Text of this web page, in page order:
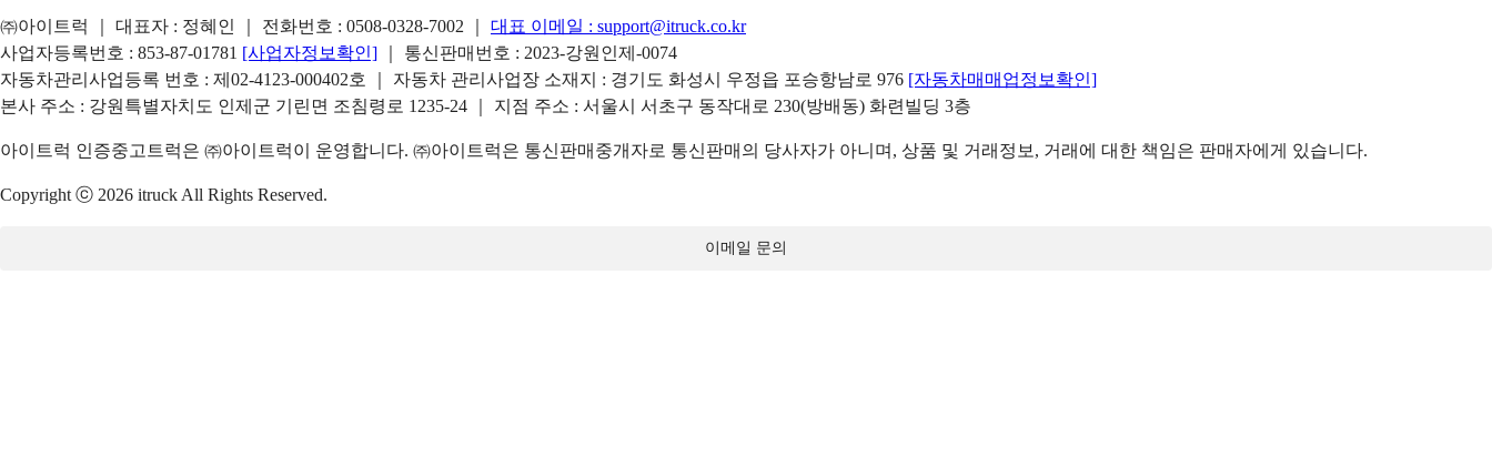
㈜아이트럭 ｜ 대표자 : 정혜인 ｜ 전화번호 : 0508-0328-7002 대표 이메일 : support@itruck.co.kr
사업자등록번호 : 853-87-01781 [사업자정보확인]
｜ 통신판매번호 : 2023-강원인제-0074
자동차관리사업등록 번호 : 제02-4123-000402호 ｜ 자동차 관리사업장 소재지 : 경기도 화성시 우정읍 포승항남로 976 [자동차매매업정보확인]
본사 주소 : 강원특별자치도 인제군 기린면 조침령로 1235-24 ｜ 지점 주소 : 서울시 서초구 동작대로 230(방배동) 화련빌딩 3층
아이트럭 인증중고트럭은 ㈜아이트럭이 운영합니다. ㈜아이트럭은 통신판매중개자로 통신판매의 당사자가 아니며, 상품 및 거래정보, 거래에 대한 책임은 판매자에게 있습니다.
Copyright ⓒ 2026 itruck All Rights Reserved.
이메일 문의